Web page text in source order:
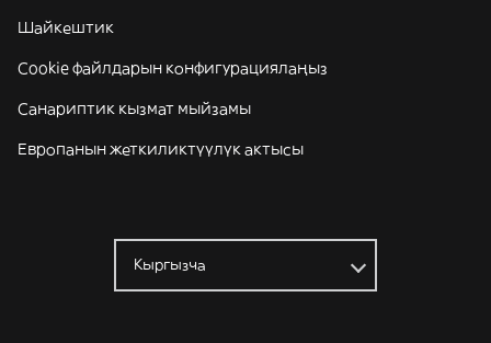
Шайкештик
Cookie файлдарын конфигурациялаңыз
Санариптик кызмат мыйзамы
Европанын жеткиликтүүлүк актысы